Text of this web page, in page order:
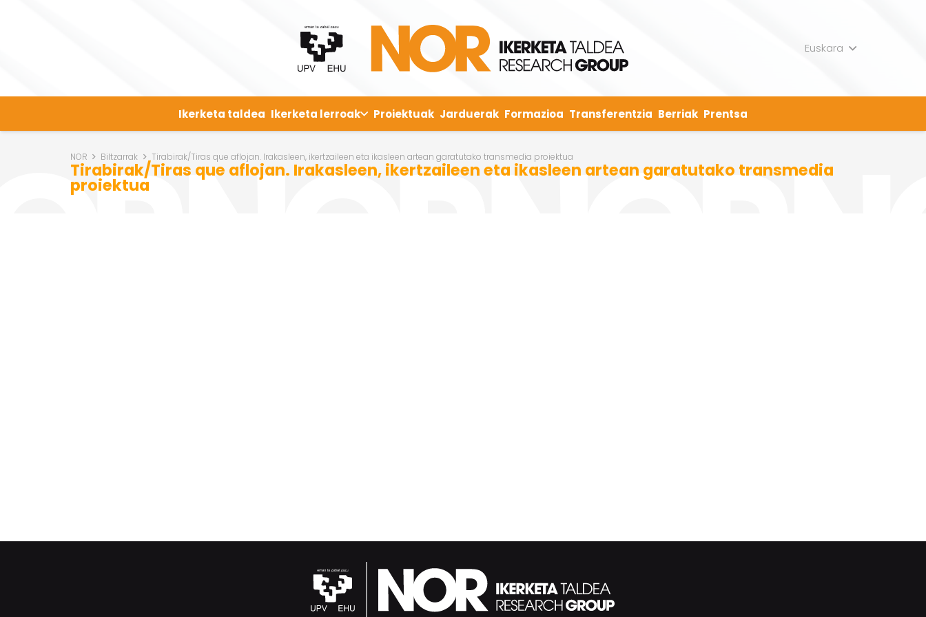
Euskara
Ikerketa taldea Ikerketa lerroak Proiektuak Jarduerak Formazioa Transferentzia Berriak Prentsa
NOR Biltzarrak Tirabirak/Tiras que aflojan. Irakasleen, ikertzaileen eta ikasleen artean garatutako transmedia proiektua
Tirabirak/Tiras que aflojan. Irakasleen, ikertzaileen eta ikasleen artean garatutako transmedia
proiektua